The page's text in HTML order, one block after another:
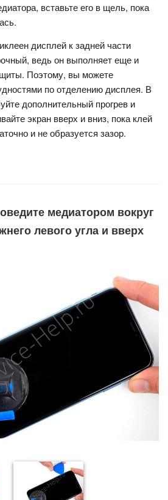
вставьте его в щель, пока
дисплей к задней части
ведь он выполняет еще и
Поэтому, вы можете
по отделению дисплея. В
дополнительный прогрев и
экран вверх и вниз, пока клей
и не образуется зазор.
медиатором вокруг
левого угла и вверх